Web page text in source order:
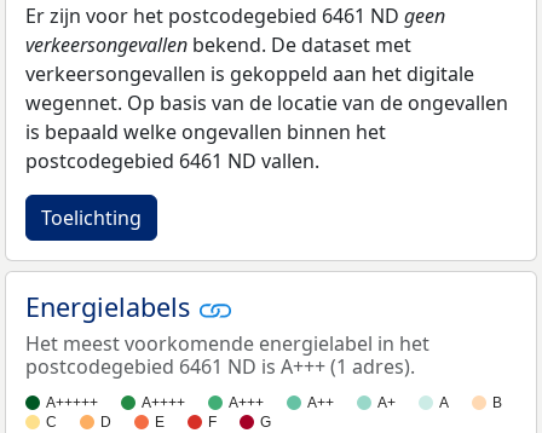
Er zijn voor het postcodegebied 6461 ND geen
verkeersongevallen bekend. De dataset met
verkeersongevallen is gekoppeld aan het digitale
wegennet. Op basis van de locatie van de ongevallen
is bepaald welke ongevallen binnen het
postcodegebied 6461 ND vallen.
Toelichting
Energielabels
Het meest voorkomende energielabel in het
postcodegebied 6461 ND is A+++ (1 adres).
A+++++ A++++ A+++ A++ A+ A
B
C
D E F G